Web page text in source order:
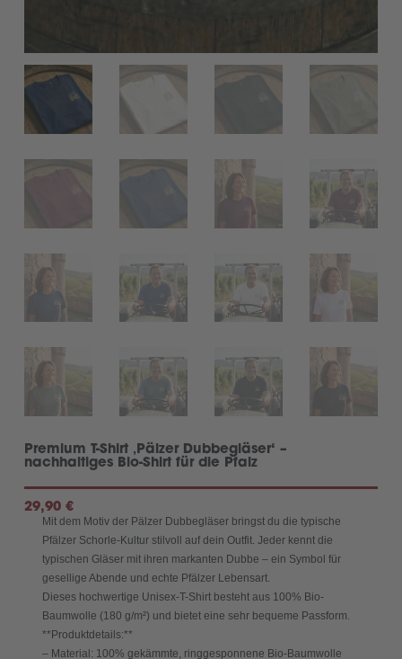
Premium T-Shirt ‚Pälzer Dubbegläser‘ –
nachhaltiges Bio-Shirt für die Pfalz
29,90 €
Mit dem Motiv der Pälzer Dubbegläser bringst du die typische
Pfälzer Schorle-Kultur stilvoll auf dein Outfit. Jeder kennt die
typischen Gläser mit ihren markanten Dubbe – ein Symbol für
gesellige Abende und echte Pfälzer Lebensart.
Dieses hochwertige Unisex-T-Shirt besteht aus 100% Bio-
Baumwolle (180 g/m²) und bietet eine sehr bequeme Passform.
**Produktdetails:**
– Material: 100% gekämmte, ringgesponnene Bio-Baumwolle